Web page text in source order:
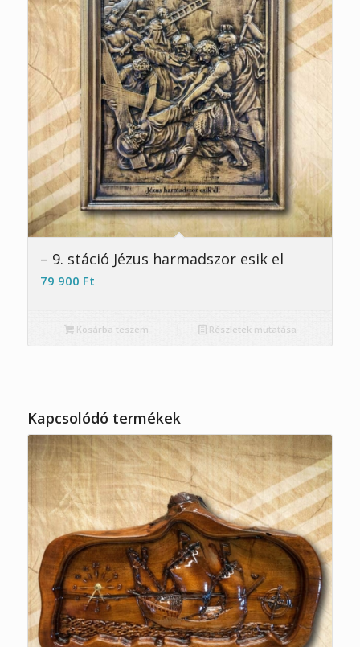
– 9. stáció Jézus harmadszor esik el
79 900 Ft
Kosárba teszem Részletek mutatása
Kapcsolódó termékek